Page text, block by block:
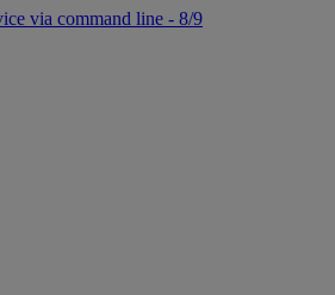
via command line - 8/9